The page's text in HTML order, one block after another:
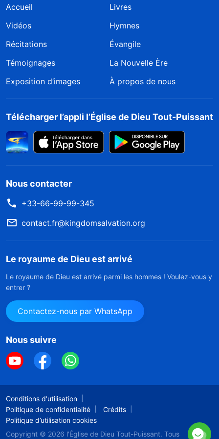
Accueil
Livres
Vidéos
Hymnes
Récitations
Évangile
Témoignages
La Nouvelle Ère
Exposition d’images
À propos de nous
Télécharger l’appli l’Église de Dieu Tout-Puissant
Nous contacter
+33-66-99-99-345
contact.fr@kingdomsalvation.org
Le royaume de Dieu est arrivé
Le royaume de Dieu est arrivé parmi les hommes ! Voulez-vous y
entrer ?
Contactez-nous par WhatsApp
Nous suivre
Conditions d'utilisation
Politique de confidentialité
Crédits
Politique d’utilisation cookies
Copyright © 2026 l'Église de Dieu Tout-Puissant. Tous